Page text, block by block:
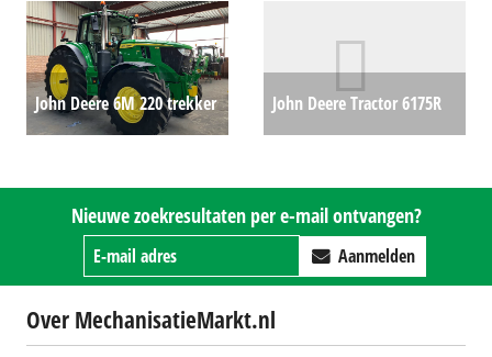
#692147
€7054
John Deere 6M 220 trekker
John Deere Tractor 6175R
Nieuwe zoekresultaten per e-mail ontvangen?
Aanmelden
Over MechanisatieMarkt.nl